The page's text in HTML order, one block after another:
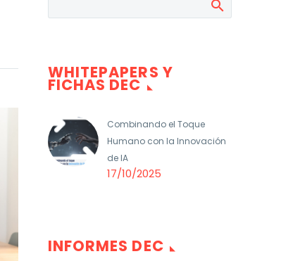
WHITEPAPERS Y
FICHAS DEC
Combinando el Toque
Humano con la Innovación
de IA
17/10/2025
INFORMES DEC